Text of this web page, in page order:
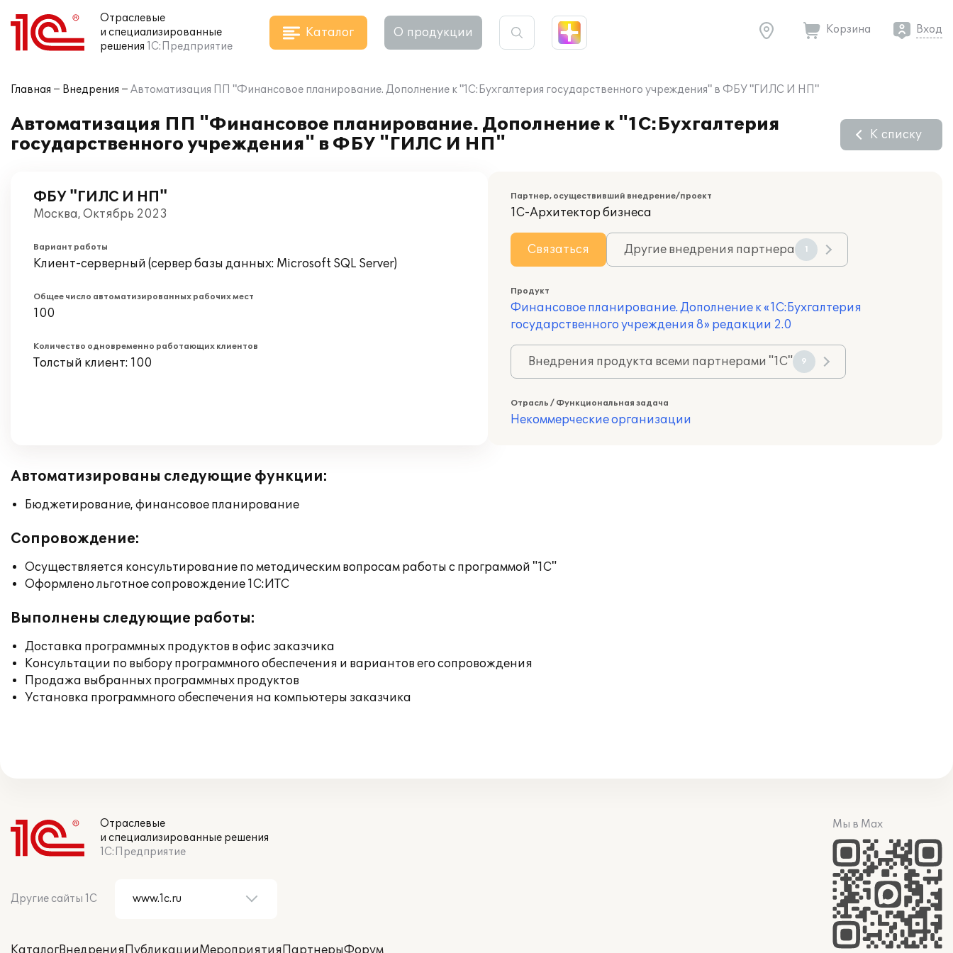
Отраслевые
и специализированные
решения 1С:Предприятие
Каталог О продукции Корзина Вход
Главная Внедрения Автоматизация ПП "Финансовое планирование. Дополнение к "1С:Бухгалтерия государственного учреждения" в ФБУ "ГИЛС И НП"
Автоматизация ПП "Финансовое планирование. Дополнение к "1С:Бухгалтерия
государственного учреждения" в ФБУ "ГИЛС И НП"
К списку
ФБУ "ГИЛС И НП"
Москва, Октябрь 2023
Вариант работы
Клиент-серверный (сервер базы данных: Microsoft SQL Server)
Общее число автоматизированных рабочих мест
100
Количество одновременно работающих клиентов
Толстый клиент: 100
Партнер, осуществивший внедрение/проект
1С-Архитектор бизнеса
Связаться Другие внедрения партнера 1
Продукт
Финансовое планирование. Дополнение к «1С:Бухгалтерия
государственного учреждения 8» редакции 2.0
Внедрения продукта всеми партнерами "1С" 9
Отрасль / Функциональная задача
Некоммерческие организации
Автоматизированы следующие функции:
Бюджетирование, финансовое планирование
Сопровождение:
Осуществляется консультирование по методическим вопросам работы с программой "1С"
Оформлено льготное сопровождение 1С:ИТС
Выполнены следующие работы:
Доставка программных продуктов в офис заказчика
Консультации по выбору программного обеспечения и вариантов его сопровождения
Продажа выбранных программных продуктов
Установка программного обеспечения на компьютеры заказчика
Отраслевые
и специализированные решения
1С:Предприятие
Другие сайты 1С
КаталогВнедрения ПубликацииМероприятия ПартнерыФорум
Мы в Max